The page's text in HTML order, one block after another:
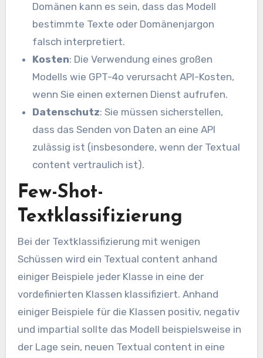
Domänen kann es sein, dass das Modell
bestimmte Texte oder Domänenjargon
falsch interpretiert.
Kosten: Die Verwendung eines großen
Modells wie GPT-4o verursacht API-Kosten,
wenn Sie einen externen Dienst aufrufen.
Datenschutz: Sie müssen sicherstellen,
dass das Senden von Daten an eine API
zulässig ist (insbesondere, wenn der Textual
content vertraulich ist).
Few-Shot-
Textklassifizierung
Bei der Textklassifizierung mit wenigen
Schüssen wird ein Textual content anhand
einiger Beispiele jeder Klasse in eine der
vordefinierten Klassen klassifiziert. Anhand
einiger Beispiele für die Klassen positiv, negativ
und impartial sollte das Modell beispielsweise in
der Lage sein, neuen Textual content in eine